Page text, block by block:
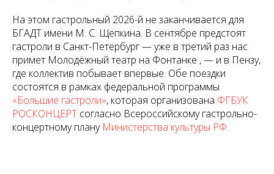
На этом гастрольный 2026-й не заканчивается для
БГАДТ имени М. С. Щепкина. В сентябре предстоят
гастроли в Санкт-Петербург — уже в третий раз нас
примет Молодёжный театр на Фонтанке , — и в Пензу,
где коллектив побывает впервые. Обе поездки
состоятся в рамках федеральной программы
«Большие гастроли», которая организована ФГБУК
РОСКОНЦЕРТ согласно Всероссийскому гастрольно-
концертному плану Министерства культуры РФ.